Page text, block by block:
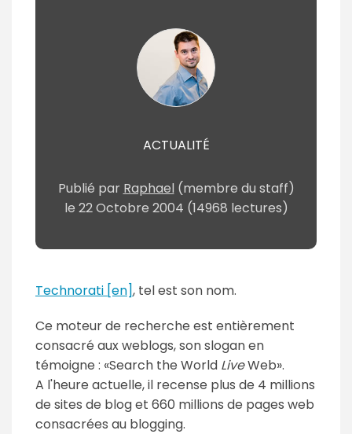
ACTUALITÉ
Publié par Raphael (membre du staff)
le 22 Octobre 2004 (14968 lectures)
Technorati [en], tel est son nom.
Ce moteur de recherche est entièrement
consacré aux weblogs, son slogan en
témoigne : Search the World LiveWeb .
A l'heure actuelle, il recense plus de 4 millions
de sites de blog et 660 millions de pages web
consacrées au blogging.